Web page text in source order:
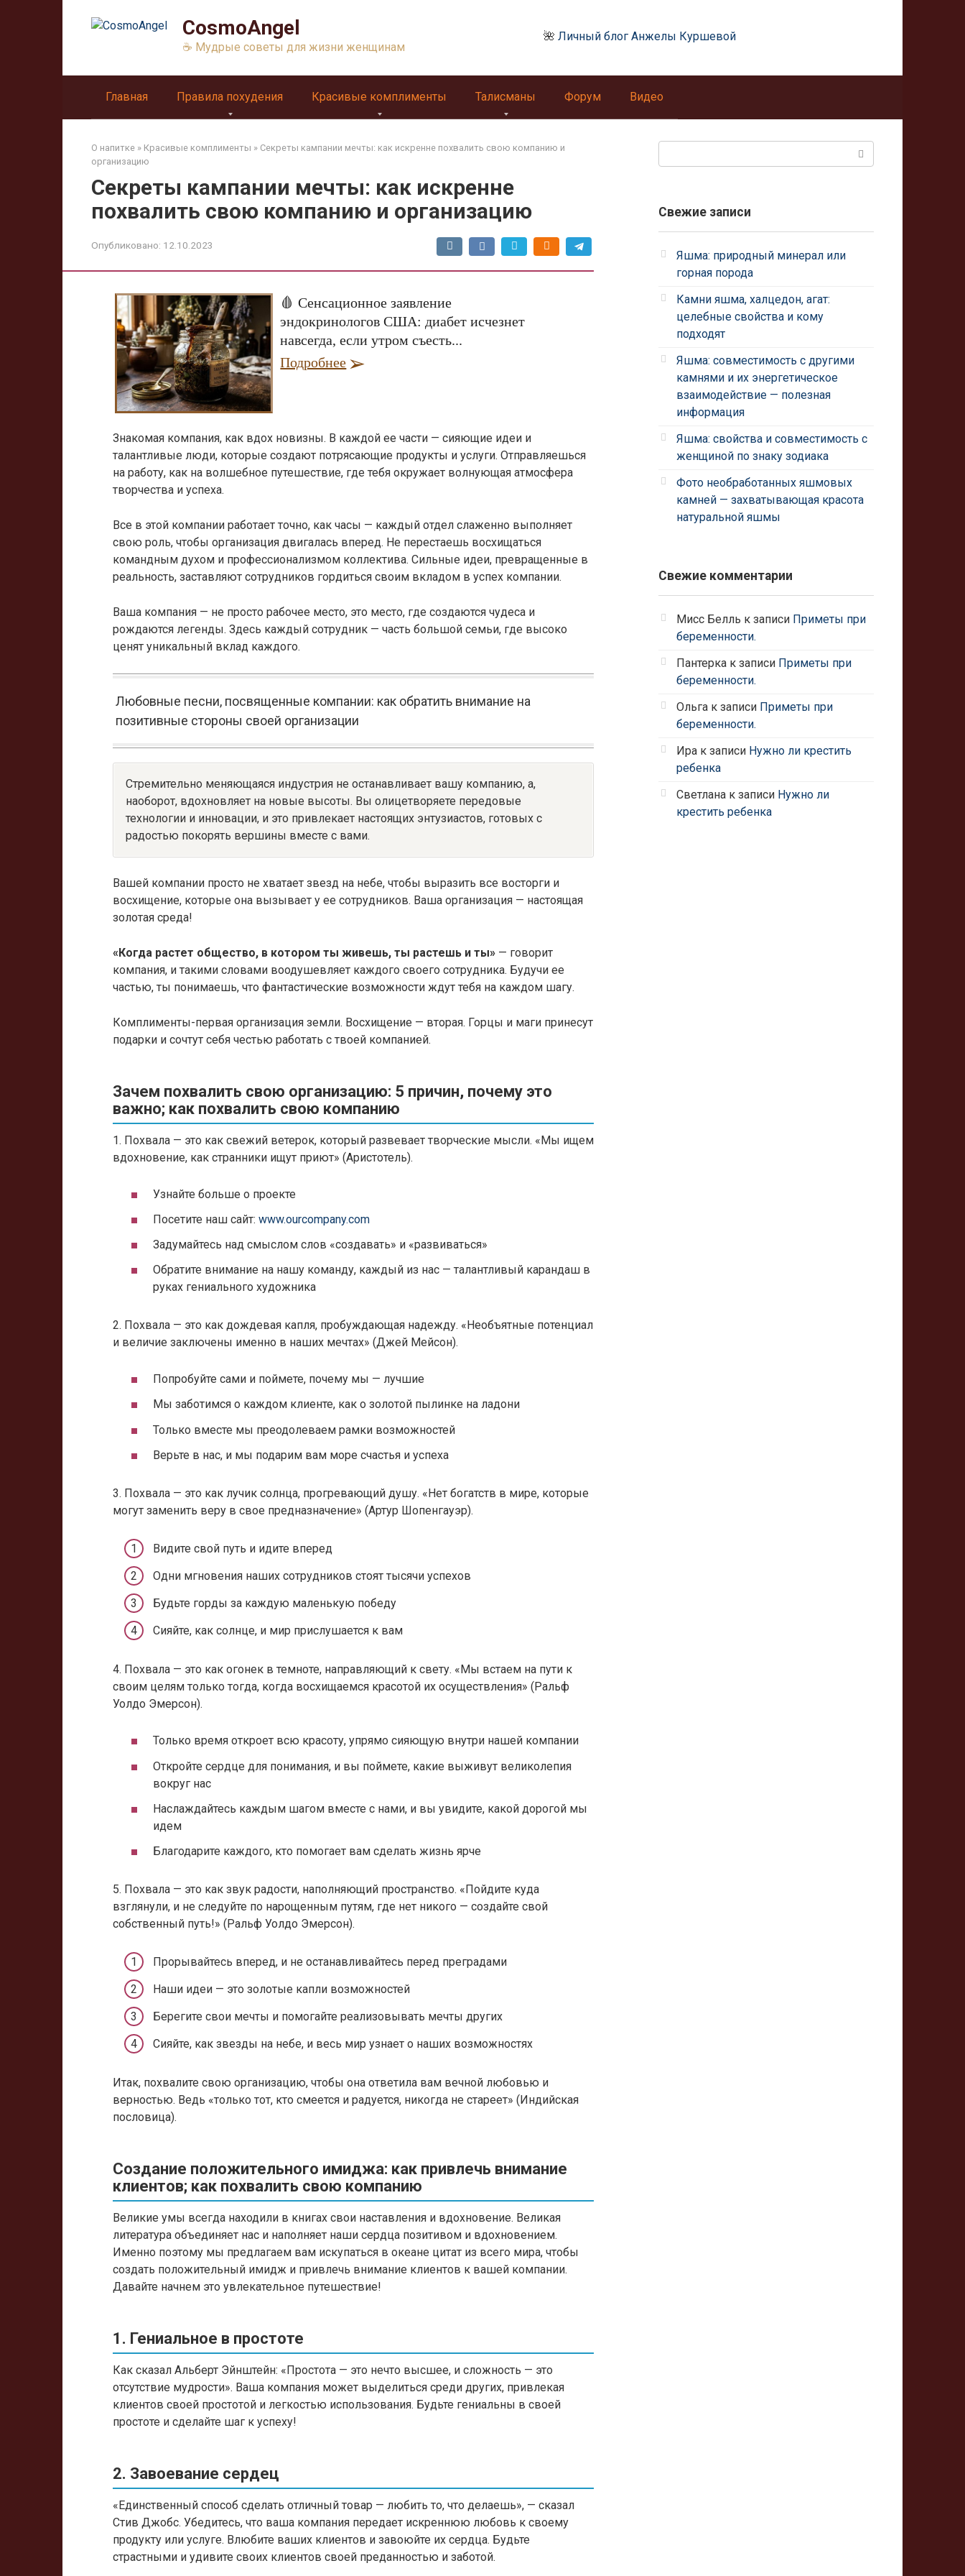
CosmoAngel
☕ Мудрые советы для жизни женщинам
🌺 Личный блог Анжелы Куршевой
Главная Правила похудения Красивые комплименты Талисманы Форум Видео
О напитке » Красивые комплименты » Секреты кампании мечты: как искренне похвалить свою компанию и
организацию
Секреты кампании мечты: как искренне
похвалить свою компанию и организацию
Опубликовано: 12.10.2023
🩸 Сенсационное заявление
эндокринологов США: диабет исчезнет
навсегда, если утром съесть...
Подробнее
Знакомая компания, как вдох новизны. В каждой ее части — сияющие идеи и
талантливые люди, которые создают потрясающие продукты и услуги. Отправляешься
на работу, как на волшебное путешествие, где тебя окружает волнующая атмосфера
творчества и успеха.
Все в этой компании работает точно, как часы — каждый отдел слаженно выполняет
свою роль, чтобы организация двигалась вперед. Не перестаешь восхищаться
командным духом и профессионализмом коллектива. Сильные идеи, превращенные в
реальность, заставляют сотрудников гордиться своим вкладом в успех компании.
Ваша компания — не просто рабочее место, это место, где создаются чудеса и
рождаются легенды. Здесь каждый сотрудник — часть большой семьи, где высоко
ценят уникальный вклад каждого.
Любовные песни, посвященные компании: как обратить внимание на
позитивные стороны своей организации
Стремительно меняющаяся индустрия не останавливает вашу компанию, а,
наоборот, вдохновляет на новые высоты. Вы олицетворяете передовые
технологии и инновации, и это привлекает настоящих энтузиастов, готовых с
радостью покорять вершины вместе с вами.
Вашей компании просто не хватает звезд на небе, чтобы выразить все восторги и
восхищение, которые она вызывает у ее сотрудников. Ваша организация — настоящая
золотая среда!
«Когда растет общество, в котором ты живешь, ты растешь и ты» — говорит
компания, и такими словами воодушевляет каждого своего сотрудника. Будучи ее
частью, ты понимаешь, что фантастические возможности ждут тебя на каждом шагу.
Комплименты-первая организация земли. Восхищение — вторая. Горцы и маги принесут
подарки и сочтут себя честью работать с твоей компанией.
Зачем похвалить свою организацию: 5 причин, почему это
важно; как похвалить свою компанию
1. Похвала — это как свежий ветерок, который развевает творческие мысли. «Мы ищем
вдохновение, как странники ищут приют» (Аристотель).
Узнайте больше о проекте
Посетите наш сайт: www.ourcompany.com
Задумайтесь над смыслом слов «создавать» и «развиваться»
Обратите внимание на нашу команду, каждый из нас — талантливый карандаш в
руках гениального художника
2. Похвала — это как дождевая капля, пробуждающая надежду. «Необъятные потенциал
и величие заключены именно в наших мечтах» (Джей Мейсон).
Попробуйте сами и поймете, почему мы — лучшие
Мы заботимся о каждом клиенте, как о золотой пылинке на ладони
Только вместе мы преодолеваем рамки возможностей
Верьте в нас, и мы подарим вам море счастья и успеха
3. Похвала — это как лучик солнца, прогревающий душу. «Нет богатств в мире, которые
могут заменить веру в свое предназначение» (Артур Шопенгауэр).
Видите свой путь и идите вперед
Одни мгновения наших сотрудников стоят тысячи успехов
Будьте горды за каждую маленькую победу
Сияйте, как солнце, и мир прислушается к вам
4. Похвала — это как огонек в темноте, направляющий к свету. «Мы встаем на пути к
своим целям только тогда, когда восхищаемся красотой их осуществления» (Ральф
Уолдо Эмерсон).
Только время откроет всю красоту, упрямо сияющую внутри нашей компании
Откройте сердце для понимания, и вы поймете, какие выживут великолепия
вокруг нас
Наслаждайтесь каждым шагом вместе с нами, и вы увидите, какой дорогой мы
идем
Благодарите каждого, кто помогает вам сделать жизнь ярче
5. Похвала — это как звук радости, наполняющий пространство. «Пойдите куда
взглянули, и не следуйте по нарощенным путям, где нет никого — создайте свой
собственный путь!» (Ральф Уолдо Эмерсон).
Прорывайтесь вперед, и не останавливайтесь перед преградами
Наши идеи — это золотые капли возможностей
Берегите свои мечты и помогайте реализовывать мечты других
Сияйте, как звезды на небе, и весь мир узнает о наших возможностях
Итак, похвалите свою организацию, чтобы она ответила вам вечной любовью и
верностью. Ведь «только тот, кто смеется и радуется, никогда не стареет» (Индийская
пословица).
Создание положительного имиджа: как привлечь внимание
клиентов; как похвалить свою компанию
Великие умы всегда находили в книгах свои наставления и вдохновение. Великая
литература объединяет нас и наполняет наши сердца позитивом и вдохновением.
Именно поэтому мы предлагаем вам искупаться в океане цитат из всего мира, чтобы
создать положительный имидж и привлечь внимание клиентов к вашей компании.
Давайте начнем это увлекательное путешествие!
1. Гениальное в простоте
Как сказал Альберт Эйнштейн: «Простота — это нечто высшее, и сложность — это
отсутствие мудрости». Ваша компания может выделиться среди других, привлекая
клиентов своей простотой и легкостью использования. Будьте гениальны в своей
простоте и сделайте шаг к успеху!
2. Завоевание сердец
«Единственный способ сделать отличный товар — любить то, что делаешь», — сказал
Стив Джобс. Убедитесь, что ваша компания передает искреннюю любовь к своему
продукту или услуге. Влюбите ваших клиентов и завоюйте их сердца. Будьте
страстными и удивите своих клиентов своей преданностью и заботой.
Свежие записи
Яшма: природный минерал или
горная порода
Камни яшма, халцедон, агат:
целебные свойства и кому
подходят
Яшма: совместимость с другими
камнями и их энергетическое
взаимодействие — полезная
информация
Яшма: свойства и совместимость с
женщиной по знаку зодиака
Фото необработанных яшмовых
камней — захватывающая красота
натуральной яшмы
Свежие комментарии
Мисс Белль к записи Приметы при
беременности.
Пантерка к записи Приметы при
беременности.
Ольга к записи Приметы при
беременности.
Ира к записи Нужно ли крестить
ребенка
Светлана к записи Нужно ли
крестить ребенка